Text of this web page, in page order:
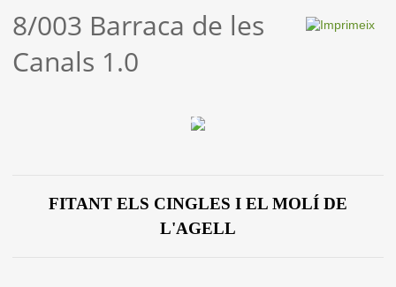
8/003 Barraca de les
Canals 1.0
FITANT ELS CINGLES I EL MOLÍ DE
L'AGELL